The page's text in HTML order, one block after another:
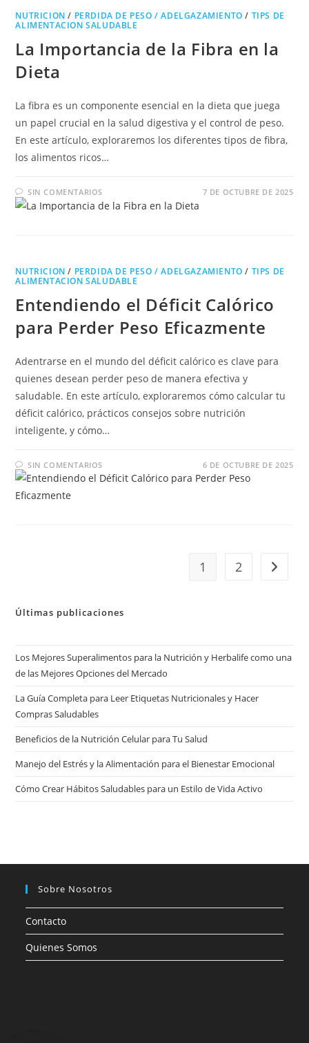
NUTRICION / PERDIDA DE PESO / ADELGAZAMIENTO / TIPS DE
ALIMENTACION SALUDABLE
La Importancia de la Fibra en la
Dieta
La fibra es un componente esencial en la dieta que juega
un papel crucial en la salud digestiva y el control de peso.
En este artículo, exploraremos los diferentes tipos de fibra,
los alimentos ricos…
SIN COMENTARIOS 7 DE OCTUBRE DE 2025
NUTRICION / PERDIDA DE PESO / ADELGAZAMIENTO / TIPS DE
ALIMENTACION SALUDABLE
Entendiendo el Déficit Calórico
para Perder Peso Eficazmente
Adentrarse en el mundo del déficit calórico es clave para
quienes desean perder peso de manera efectiva y
saludable. En este artículo, exploraremos cómo calcular tu
déficit calórico, prácticos consejos sobre nutrición
inteligente, y cómo…
SIN COMENTARIOS 6 DE OCTUBRE DE 2025
1 2 Ir a la
Últimas publicaciones
Los Mejores Superalimentos para la Nutrición y Herbalife como una
de las Mejores Opciones del Mercado
La Guía Completa para Leer Etiquetas Nutricionales y Hacer
Compras Saludables
Beneficios de la Nutrición Celular para Tu Salud
Manejo del Estrés y la Alimentación para el Bienestar Emocional
Cómo Crear Hábitos Saludables para un Estilo de Vida Activo
Sobre Nosotros
Contacto
Quienes Somos